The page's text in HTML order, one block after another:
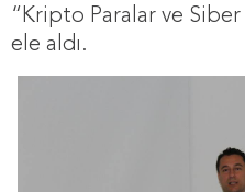
“Kripto Paralar ve
ele aldı.